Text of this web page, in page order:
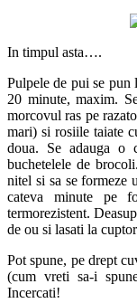
In timpul asta….
Pulpele de pui se
20 minute, maxim.
morcovul ras pe
mari) si rosiile taiate
doua. Se adauga o
buchetelele de
nitel si sa se formeze
cateva minute pe
termorezistent.
de ou si lasati la
Pot spune, pe drept
(cum vreti sa-i
Incercati!